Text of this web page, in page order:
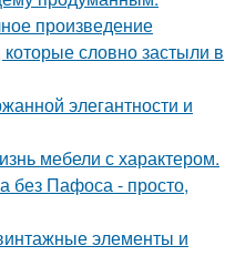
произведение
словно застыли в
элегантности и
мебели с характером.
без Пафоса - просто,
элементы и